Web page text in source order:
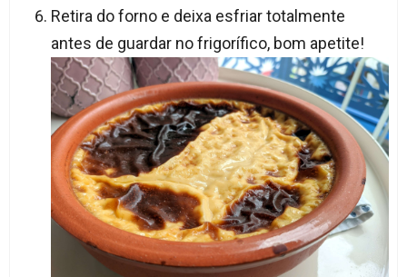
Retira do forno e deixa esfriar totalmente
antes de guardar no frigorífico, bom apetite!